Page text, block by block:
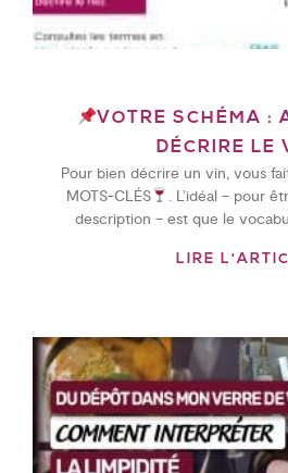
VOTRE SCHÉMA :
DÉCRIRE LE
Pour bien décrire un vin, vous
MOTS-CLÉS
. L’idéal – pour
description – est que le
LIRE